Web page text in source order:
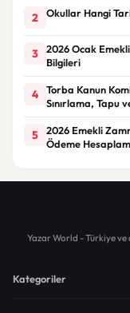
2 Okullar Hangi
3
2026 Ocak
Bilgileri
4
Torba Kanun
Sınırlama, Tapu
5
2026 Emekli
Ödeme
Yazar World - Türkiye
Kategoriler